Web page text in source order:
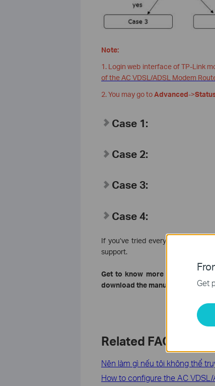
Note:
1. Login web interface of TP-Link
of the AC VDSL/ADSL Modem
2. You may go toAdvanced->
Case 1:
Case 2:
Case 3:
Case 4:
If you’ve tried every method
support.
Get to know more details of
download the manual of your
Related FAQs
Nên làm gì nếu tôi không thể
How to configure the AC
Get